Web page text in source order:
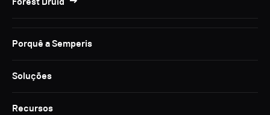
Porquê a Semperis
Soluções
Recursos